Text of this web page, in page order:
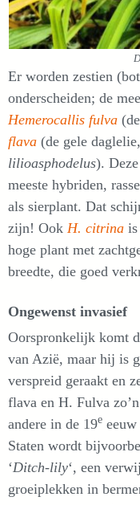
Er worden zestien
onderscheiden; de
Hemerocallis fulva
flava (de gele
lilioasphodelus).
meeste hybriden,
als sierplant. Dat
zijn! Ook H. citrina
hoge plant met
breedte, die goed
Ongewenst invasief
Oorspronkelijk komt
van Azië, maar hij is
verspreid geraakt en
flava en H. Fulva
andere in de 19e
Staten wordt
‘Ditch-lily‘, een
groeiplekken in